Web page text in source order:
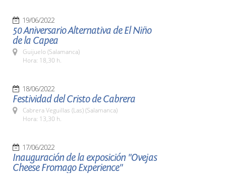
19/06/2022
50 Aniversario Alternativa de El Niño
de la Capea
Guijuelo (Salamanca)
Hora: 18,30 h.
18/06/2022
Festividad del Cristo de Cabrera
Cabrera Veguillas (Las) (Salamanca)
Hora: 13,30 h.
17/06/2022
Inauguración de la exposición "Ovejas
Cheese Fromago Experience"